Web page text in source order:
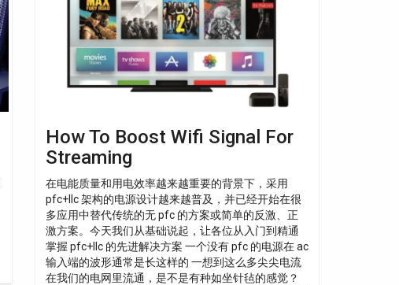
How To Boost Wifi Signal For
Streaming
在电能质量和用电效率越来越重要的背景下，采用
pfc+llc 架构的电源设计越来越普及，并已经开始在很
多应用中替代传统的无 pfc 的方案或简单的反激、正
激方案。今天我们从基础说起，让各位从入门到精通
掌握 pfc+llc 的先进解决方案 一个没有 pfc 的电源在 ac
输入端的波形通常是长这样的 一想到这么多尖尖电流
在我们的电网里流通，是不是有种如坐针毡的感觉？
Streaming